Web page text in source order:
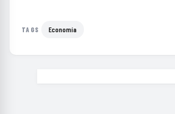
TAGS Economía